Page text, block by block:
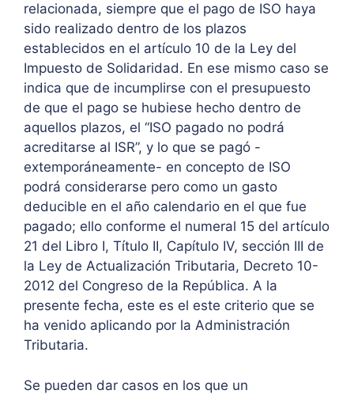
relacionada, siempre que el pago de ISO haya
sido realizado dentro de los plazos
establecidos en el artículo 10 de la Ley del
Impuesto de Solidaridad. En ese mismo caso se
indica que de incumplirse con el presupuesto
de que el pago se hubiese hecho dentro de
aquellos plazos, el “ISO pagado no podrá
acreditarse al ISR”, y lo que se pagó -
extemporáneamente- en concepto de ISO
podrá considerarse pero como un gasto
deducible en el año calendario en el que fue
pagado; ello conforme el numeral 15 del artículo
21 del Libro I, Título II, Capítulo IV, sección III de
la Ley de Actualización Tributaria, Decreto 10-
2012 del Congreso de la República. A la
presente fecha, este es el este criterio que se
ha venido aplicando por la Administración
Tributaria.
Se pueden dar casos en los que un